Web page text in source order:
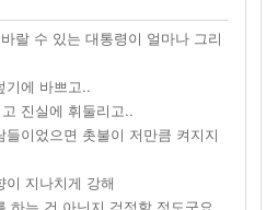
랄 수 있는 대통령이 얼마나 그리
기에 바쁘고..
진실에 휘둘리고..
이었으면 촛불이 저만큼 켜지지
지나치게 강해